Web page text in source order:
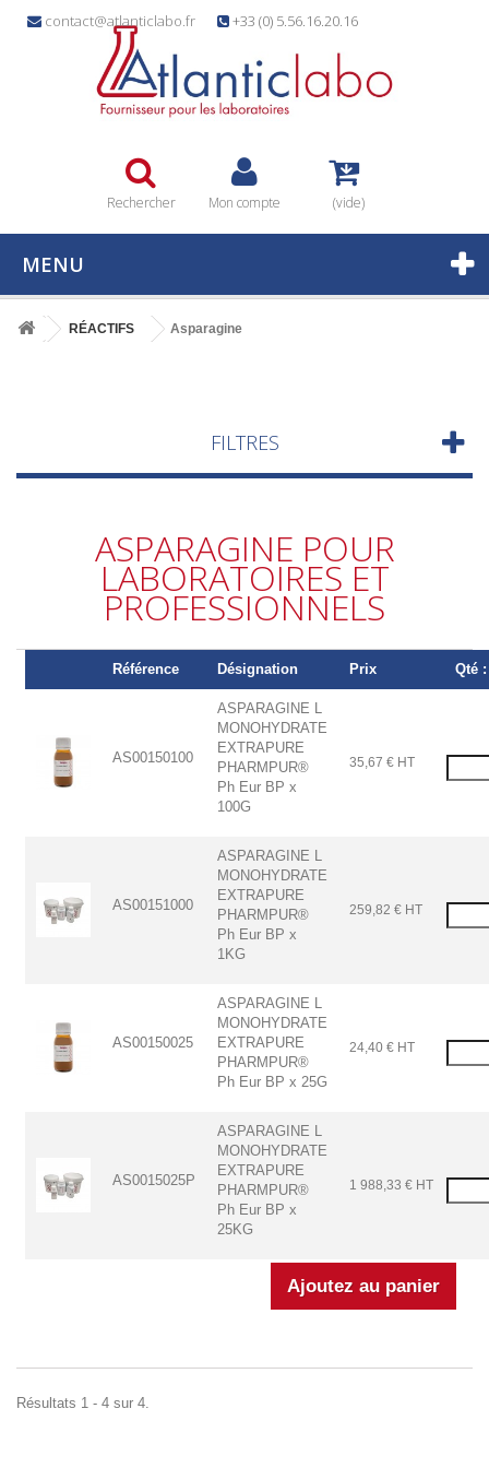
contact@atlanticlabo.fr +33 (0) 5.56.16.20.16
Rechercher Mon compte (vide)
MENU
RÉACTIFS Asparagine
FILTRES
ASPARAGINE POUR
LABORATOIRES ET
PROFESSIONNELS
Référence Désignation Prix Qté :
AS00150100
ASPARAGINE L
MONOHYDRATE
EXTRAPURE
PHARMPUR®
Ph Eur BP x
100G
35,67 € HT
AS00151000
ASPARAGINE L
MONOHYDRATE
EXTRAPURE
PHARMPUR®
Ph Eur BP x
1KG
259,82 € HT
AS00150025
ASPARAGINE L
MONOHYDRATE
EXTRAPURE
PHARMPUR®
Ph Eur BP x 25G
24,40 € HT
AS0015025P
ASPARAGINE L
MONOHYDRATE
EXTRAPURE
PHARMPUR®
Ph Eur BP x
25KG
1 988,33 € HT
Résultats 1 - 4 sur 4.